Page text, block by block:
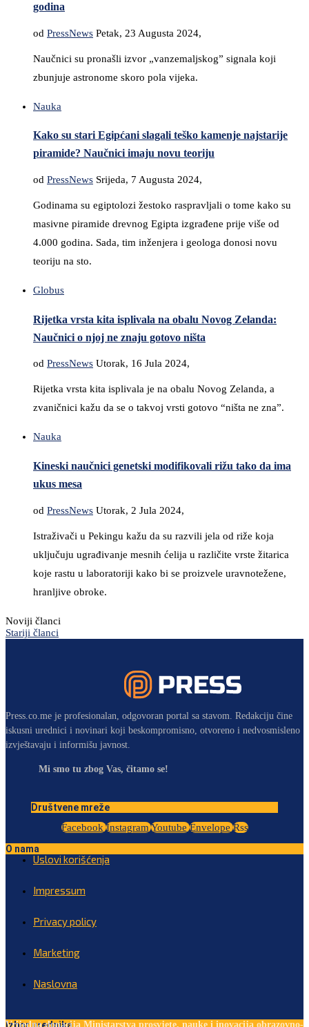
godina
od PressNews Petak, 23 Augusta 2024,
Naučnici su pronašli izvor „vanzemaljskog” signala koji
zbunjuje astronome skoro pola vijeka.
Nauka
Kako su stari Egipćani slagali teško kamenje najstarije
piramide? Naučnici imaju novu teoriju
od PressNews Srijeda, 7 Augusta 2024,
Godinama su egiptolozi žestoko raspravljali o tome kako su
masivne piramide drevnog Egipta izgrađene prije više od
4.000 godina. Sada, tim inženjera i geologa donosi novu
teoriju na sto.
Globus
Rijetka vrsta kita isplivala na obalu Novog Zelanda:
Naučnici o njoj ne znaju gotovo ništa
od PressNews Utorak, 16 Jula 2024,
Rijetka vrsta kita isplivala je na obalu Novog Zelanda, a
zvaničnici kažu da se o takvoj vrsti gotovo “ništa ne zna”.
Nauka
Kineski naučnici genetski modifikovali rižu tako da ima
ukus mesa
od PressNews Utorak, 2 Jula 2024,
Istraživači u Pekingu kažu da su razvili jela od riže koja
uključuju ugrađivanje mesnih ćelija u različite vrste žitarica
koje rastu u laboratoriji kako bi se proizvele uravnotežene,
hranljive obroke.
Noviji članci
Stariji članci
Press.co.me je profesionalan, odgovoran portal sa stavom. Redakciju čine
iskusni urednici i novinari koji beskompromisno, otvoreno i nedvosmisleno
izvještavaju i informišu javnost.
Mi smo tu zbog Vas, čitamo se!
Društvene mreže
Facebook Instagram Youtube Envelope Rss
O nama
Uslovi korišćenja
Impressum
Privacy policy
Marketing
Naslovna
Vrijedna donacija Ministarstva prosvjete, nauke i inovacija obrazovno-